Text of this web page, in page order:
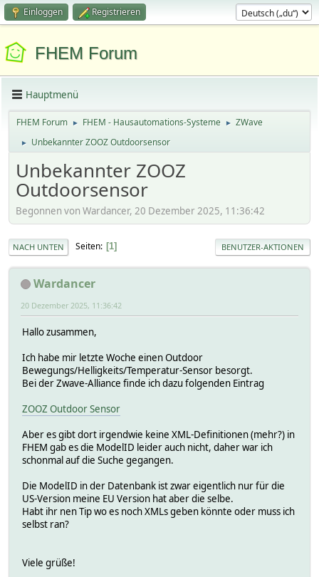
Einloggen Registrieren
FHEM Forum
Hauptmenü
FHEM Forum ► FHEM - Hausautomations-Systeme ► ZWave
► Unbekannter ZOOZ Outdoorsensor
Unbekannter ZOOZ
Outdoorsensor
Begonnen von Wardancer, 20 Dezember 2025, 11:36:42
NACH UNTEN Seiten 1 BENUTZER-AKTIONEN
Wardancer
20 Dezember 2025, 11:36:42
Hallo zusammen,
Ich habe mir letzte Woche einen Outdoor
Bewegungs/Helligkeits/Temperatur-Sensor besorgt.
Bei der Zwave-Alliance finde ich dazu folgenden Eintrag
ZOOZ Outdoor Sensor
Aber es gibt dort irgendwie keine XML-Definitionen (mehr?) in
FHEM gab es die ModelID leider auch nicht, daher war ich
schonmal auf die Suche gegangen.
Die ModelID in der Datenbank ist zwar eigentlich nur für die
US-Version meine EU Version hat aber die selbe.
Habt ihr nen Tip wo es noch XMLs geben könnte oder muss ich
selbst ran?
Viele grüße!